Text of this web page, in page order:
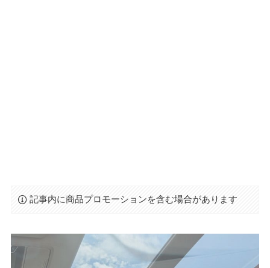
記事内に商品プロモーションを含む場合があります